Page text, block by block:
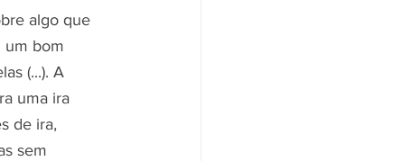
algo que
um bom
(...). A
uma ira
de ira,
sem